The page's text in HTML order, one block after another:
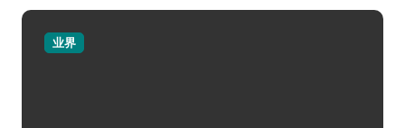
业界